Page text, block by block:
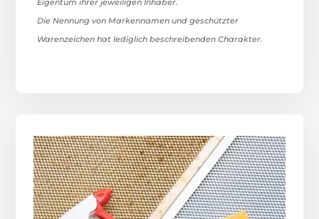
Eigentum ihrer jeweiligen Inhaber.
Die Nennung von Markennamen und geschützter
Warenzeichen hat lediglich beschreibenden Charakter.